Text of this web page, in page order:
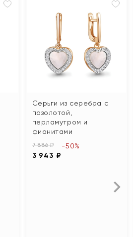
Серьги из серебра с
позолотой,
перламутром и
фианитами
7 886 ₽
3 943 ₽
-50%